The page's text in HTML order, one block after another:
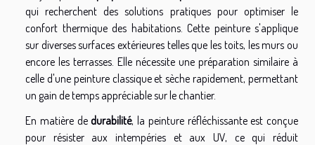
qui recherchent des solutions pratiques pour optimiser le
confort thermique des habitations. Cette peinture s'applique
sur diverses surfaces extérieures telles que les toits, les murs ou
encore les terrasses. Elle nécessite une préparation similaire à
celle d'une peinture classique et sèche rapidement, permettant
un gain de temps appréciable sur le chantier.
En matière dedurabilité, la peinture réfléchissante est conçue
pour résister aux intempéries et aux UV, ce qui réduit